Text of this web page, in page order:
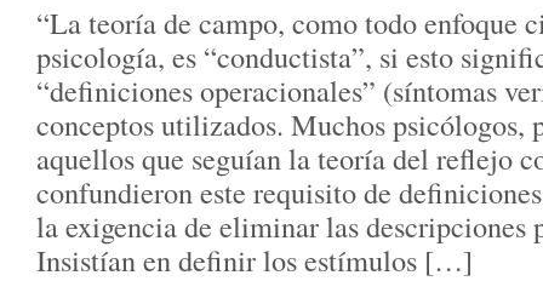
“La teoría de campo, como todo enfoque
psicología, es “conductista”, si esto
“definiciones operacionales” (síntomas
conceptos utilizados. Muchos psicólogos,
aquellos que seguían la teoría del reflejo
confundieron este requisito de
la exigencia de eliminar las descripciones
Insistían en definir los estímulos […]